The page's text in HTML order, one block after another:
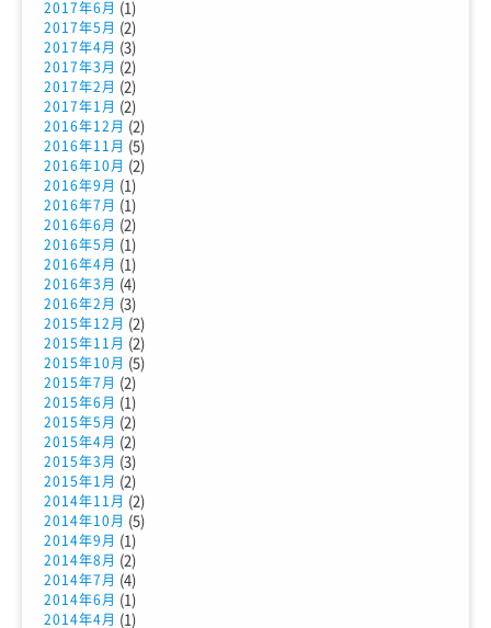
2017年6月 (1)
2017年5月 (2)
2017年4月 (3)
2017年3月 (2)
2017年2月 (2)
2017年1月 (2)
2016年12月 (2)
2016年11月 (5)
2016年10月 (2)
2016年9月 (1)
2016年7月 (1)
2016年6月 (2)
2016年5月 (1)
2016年4月 (1)
2016年3月 (4)
2016年2月 (3)
2015年12月 (2)
2015年11月 (2)
2015年10月 (5)
2015年7月 (2)
2015年6月 (1)
2015年5月 (2)
2015年4月 (2)
2015年3月 (3)
2015年1月 (2)
2014年11月 (2)
2014年10月 (5)
2014年9月 (1)
2014年8月 (2)
2014年7月 (4)
2014年6月 (1)
2014年4月 (1)